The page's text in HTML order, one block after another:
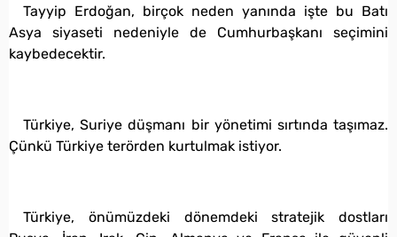
Tayyip Erdoğan, birçok neden yanında işte bu Batı
Asya siyaseti nedeniyle de Cumhurbaşkanı seçimini
kaybedecektir.
Türkiye, Suriye düşmanı bir yönetimi sırtında taşımaz.
Çünkü Türkiye terörden kurtulmak istiyor.
Türkiye, önümüzdeki dönemdeki stratejik dostları